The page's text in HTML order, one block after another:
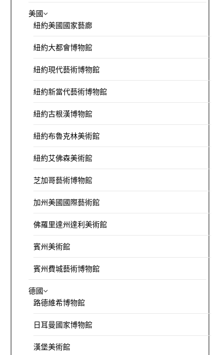
美國
紐約美國國家藝廊
紐約大都會博物館
紐約現代藝術博物館
紐約新當代藝術博物館
紐約古根漢博物館
紐約布魯克林美術館
紐約艾佛森美術館
芝加哥藝術博物館
加州美國國際藝術館
佛羅里達州達利美術館
賓州美術館
賓州費城藝術博物館
德國
路德維希博物館
日耳曼國家博物館
漢堡美術館